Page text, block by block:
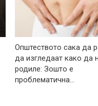
Општеството сака да
да изгледаат како да
родиле: Зошто е
проблематична…